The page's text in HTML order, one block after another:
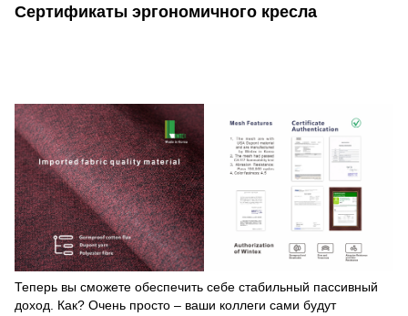
Сертификаты эргономичного кресла
Теперь вы сможете обеспечить себе стабильный пассивный
доход. Как? Очень просто – ваши коллеги сами будут